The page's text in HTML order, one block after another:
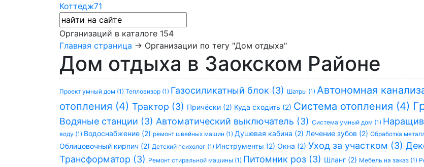
Коттедж71
Организаций в каталоге 154
Главная страница → Организации по тегу "Дом отдыха"
Дом отдыха в Заокском Районе
Проект умный дом (1) Тепловизор (1) Газосиликатный блок (3) Шатры (1) Автономная
отопления (4) Трактор (3) Причёски (2) Куда сходить (2) Система отопления (4)
Водяные станции (3) Автоматический выключатель (3) Система умный дом (1)
воду (1) Водоснабжение (2) ремонт швейных машин (1) Душевая кабина (2) Лечение зубов (2) Обработка
Облицовочный кирпич (2) Детский психолог (1) Инструменты (2) Окна (2) Уход за участком (3)
Трансформатор (3) Ремонт стиральной машины (1) Питомник роз (3) Шланг (2) Мебель на заказ (1)